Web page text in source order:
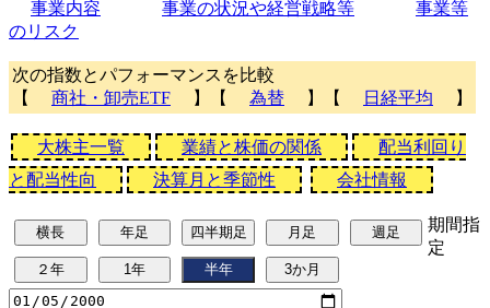
事業内容 事業の状況や経営戦略等
事業等
のリスク
次の指数とパフォーマンスを比較
【
商社・卸売ETF 】【 為替 】【 日経平均 】
大株主一覧 業績と株価の関係
配当利回り
と配当性向
決算月と季節性 会社情報
期間指
定